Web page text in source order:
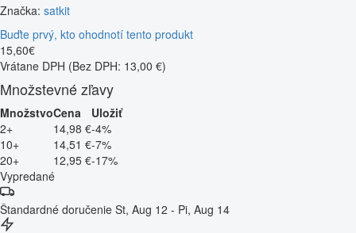
Značka: satkit
Buďte prvý, kto ohodnotí tento produkt
15,60€
Vrátane DPH (Bez DPH: 13,00 €)
Množstevné zľavy
MnožstvoCena
Uložiť
2+
14,98 €-4%
10+
14,51 €-7%
20+
12,95 €-17%
Vypredané
Štandardné doručenie St, Aug 12 - Pi, Aug 14